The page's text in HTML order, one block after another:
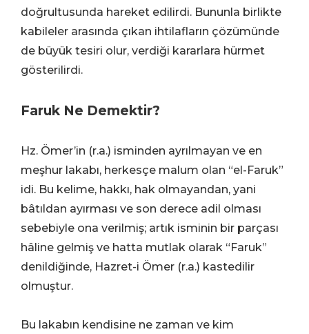
doğrultusunda hareket edilirdi. Bununla birlikte
kabileler arasında çıkan ihtilafların çözümünde
de büyük tesiri olur, verdiği kararlara hürmet
gösterilirdi.
Faruk Ne Demektir?
Hz. Ömer’in (r.a.) isminden ayrılmayan ve en
meşhur lakabı, herkesçe malum olan “el-Faruk”
idi. Bu kelime, hakkı, hak olmayandan, yani
bâtıldan ayırması ve son derece adil olması
sebebiyle ona verilmiş; artık isminin bir parçası
hâline gelmiş ve hatta mutlak olarak “Faruk”
denildiğinde, Hazret-i Ömer (r.a.) kastedilir
olmuştur.
Bu lakabın kendisine ne zaman ve kim